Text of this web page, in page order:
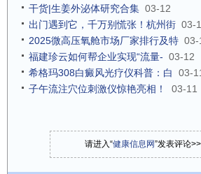
干货|生姜外泌体研究合集 03-12
出门遇到它，千万别慌张！杭州街 03-
2025微高压氧舱市场厂家排行及特 03-
福建珍云如何帮企业实现“流量- 03-12
希格玛308白癜风光疗仪科普：白
03-
子午流注穴位刺激仪惊艳亮相！
03-11
请进入“健康信息网”发表评论